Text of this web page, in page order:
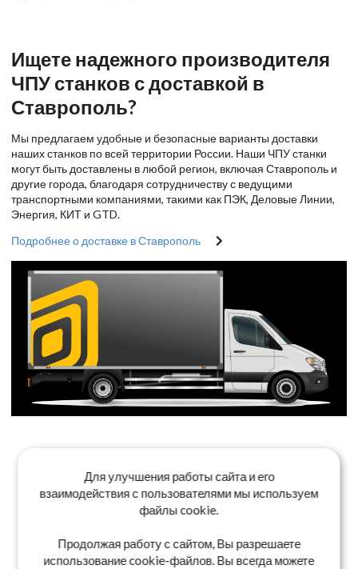
Ищете надежного производителя
ЧПУ станков с доставкой в
Ставрополь?
Мы предлагаем удобные и безопасные варианты доставки
наших станков по всей территории России. Наши ЧПУ станки
могут быть доставлены в любой регион, включая Ставрополь и
другие города, благодаря сотрудничеству с ведущими
транспортными компаниями, такими как ПЭК, Деловые Линии,
Энергия, КИТ и GTD.
Подробнее о доставке в Ставрополь
Для улучшения работы сайта и его
взаимодействия с пользователями мы используем
файлы cookie.
Продолжая работу с сайтом, Вы разрешаете
использование cookie-файлов. Вы всегда можете